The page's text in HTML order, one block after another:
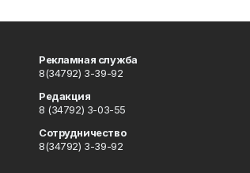
Рекламная служба
8(34792) 3-39-92
Редакция
8 (34792) 3-03-55
Сотрудничество
8(34792) 3-39-92